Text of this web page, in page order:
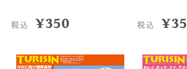
税込 ¥350 税込 ¥